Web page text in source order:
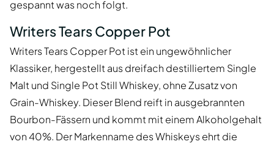
gespannt was noch folgt.
Writers Tears Copper Pot
Writers Tears Copper Pot ist ein ungewöhnlicher
Klassiker, hergestellt aus dreifach destilliertem Single
Malt und Single Pot Still Whiskey, ohne Zusatz von
Grain-Whiskey. Dieser Blend reift in ausgebrannten
Bourbon-Fässern und kommt mit einem Alkoholgehalt
von 40%. Der Markenname des Whiskeys ehrt die